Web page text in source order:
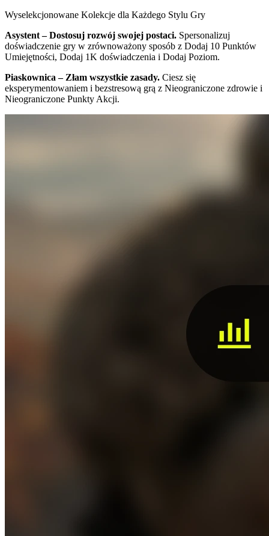
Wyselekcjonowane Kolekcje dla Każdego Stylu Gry
Asystent – Dostosuj rozwój swojej postaci. Spersonalizuj
doświadczenie gry w zrównoważony sposób z Dodaj 10 Punktów
Umiejętności, Dodaj 1K doświadczenia i Dodaj Poziom.
Piaskownica – Złam wszystkie zasady. Ciesz się
eksperymentowaniem i bezstresową grą z Nieograniczone zdrowie i
Nieograniczone Punkty Akcji.